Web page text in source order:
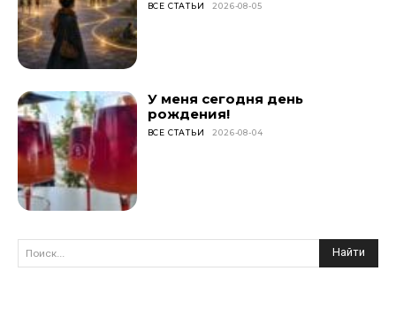
ВСЕ СТАТЬИ 2026-08-05
У меня сегодня день
рождения!
ВСЕ СТАТЬИ 2026-08-04
Поиск... Найти